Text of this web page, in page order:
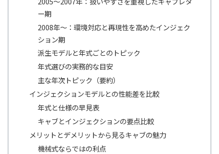
ー期
2008年〜：環境対応と再現性を高めたインジェク
ション期
派生モデルと年式ごとのトピック
年式選びの実務的な目安
主な年次トピック（要約）
インジェクションモデルとの性能差を比較
年式と仕様の早見表
キャブとインジェクションの要点比較
メリットとデメリットから見るキャブの魅力
機械式ならではの利点